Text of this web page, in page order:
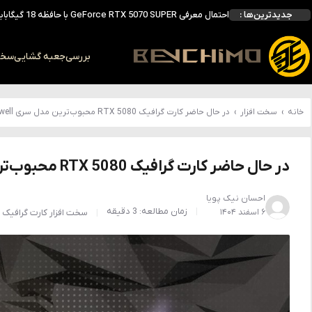
جدیدترین‌ها :
انویدیا DLSS 5 را با سه مدل هوش مصنوعی معرفی کرد؛ انتقادهای اولیه نتیجه داد
بالاخره سنسور Hotspot کارت‌های RTX 50 ظاهر شد؛ HWMonitor 1.65 تنها نماینده نمایش نیست
بررسی کیس GAMDIAS NESO P1 Pro؛ فول‌تاوری مهندسی‌شده برای سیستم‌های رده‌بالا
بررسیجعبه گشایی
خانه › سخت افزار › در حال حاضر کارت گرافیک RTX 5080 محبوب‌ترین مدل سری Blackwell انویدیا محسوب می‌شود
در حال حاضر کارت گرافیک RTX 5080 محبوب‌ترین مدل سری Blackwell انویدیا محسوب می‌شود
احسان نیک پویا
۶ اسفند ۱۴۰۴
زمان مطالعه: 3 دقیقه سخت افزار کارت گرافیک